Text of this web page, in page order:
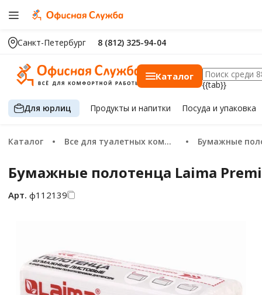
Санкт-Петербург 8 (812) 325-94-04
Каталог
{{tab}}
Для юрлиц Продуктыи напитки Посуда и упаковка
Каталог Все для туалетных комнат Бумажные
Бумажные полотенца Laima
Арт. ф112139